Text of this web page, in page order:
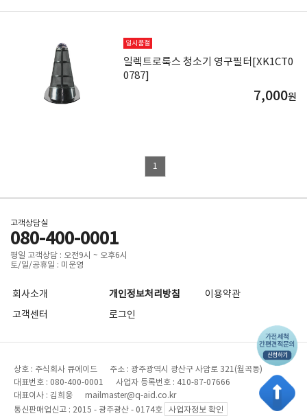
일시품절
일렉트로룩스 청소기 영구필터[XK1CT0
0787]
7,000원
1
고객상담실
080-400-0001
평일 고객상담 : 오전9시 ~ 오후6시
토/일/공휴일 : 미운영
회사소개 개인정보처리방침
이용약관
고객센터
로그인
상호 : 주식회사 큐에이드 주소 : 광주광역시 광산구 사암로 321(월곡동)
대표번호 : 080-400-0001 사업자 등록번호 : 410-87-07666
대표이사 : 김희웅 mailmaster@q-aid.co.kr
통신판매업신고 : 2015 - 광주광산 - 0174호
사업자정보 확인